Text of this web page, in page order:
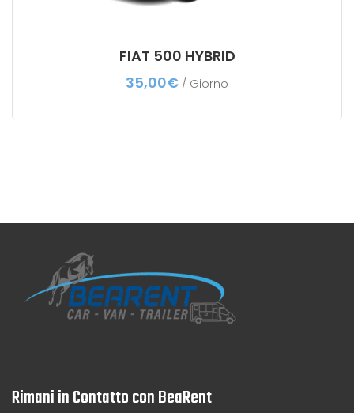
FIAT 500 HYBRID
35,00€ / Giorno
Rimani in Contatto con BeaRent